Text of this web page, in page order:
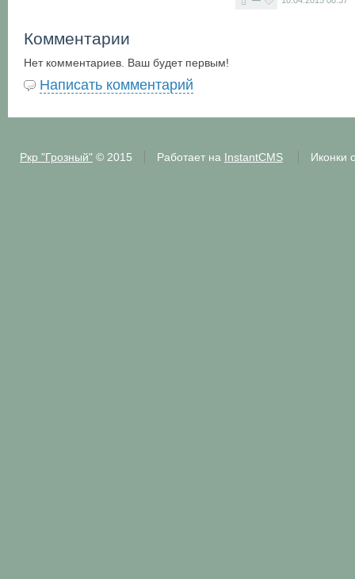
Комментарии
Нет комментариев. Ваш будет первым!
Написать комментарий
Ркр "Грозный"© 2015 Работает на InstantCMS Иконки